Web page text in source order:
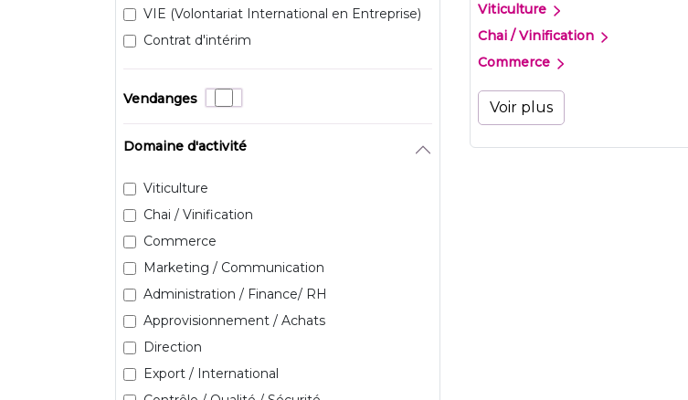
VIE (Volontariat International en Entreprise)
Contrat d'intérim
Vendanges
Domaine d'activité
Viticulture
Chai / Vinification
Commerce
Marketing / Communication
Administration / Finance/ RH
Approvisionnement / Achats
Direction
Export / International
Viticulture
Chai / Vinification
Commerce
Voir plus